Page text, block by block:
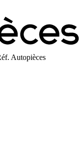
Autopièces